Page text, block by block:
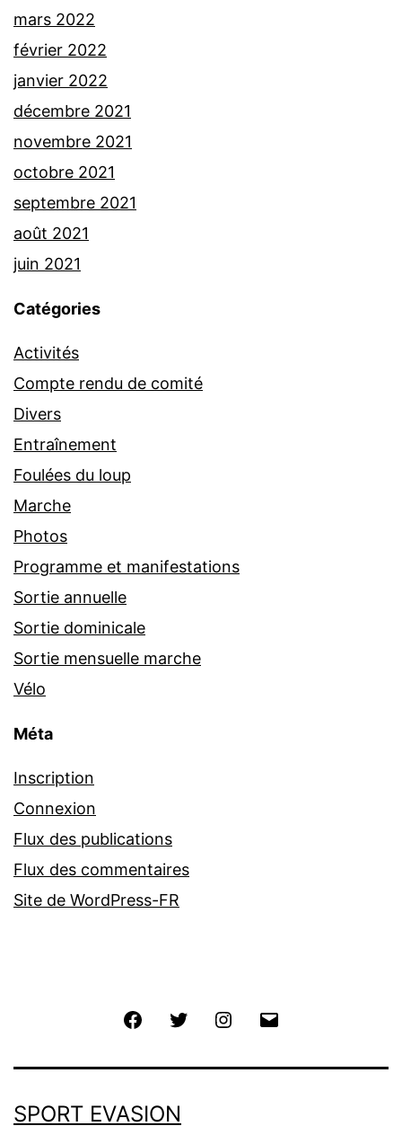
mars 2022
février 2022
janvier 2022
décembre 2021
novembre 2021
octobre 2021
septembre 2021
août 2021
juin 2021
Catégories
Activités
Compte rendu de comité
Divers
Entraînement
Foulées du loup
Marche
Photos
Programme et manifestations
Sortie annuelle
Sortie dominicale
Sortie mensuelle marche
Vélo
Méta
Inscription
Connexion
Flux des publications
Flux des commentaires
Site de WordPress-FR
FacebookTwitter Instagram
SPORT EVASION